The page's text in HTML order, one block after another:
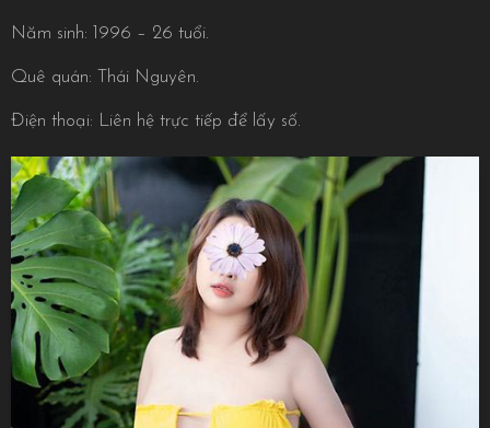
Năm sinh: 1996 – 26 tuổi.
Quê quán: Thái Nguyên.
Điện thoại: Liên hệ trực tiếp để lấy số.